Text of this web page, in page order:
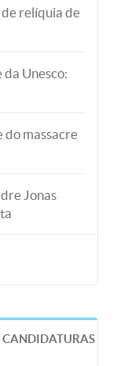
relíquia de
da Unesco:
do massacre
Jonas
CANDIDATURAS